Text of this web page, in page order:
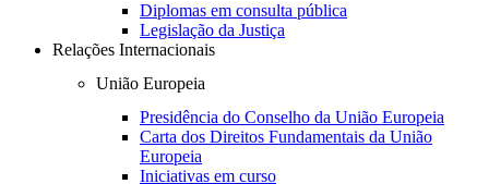
Diplomas em consulta pública
Legislação da Justiça
Relações Internacionais
União Europeia
Presidência do Conselho da União Europeia
Carta dos Direitos Fundamentais da União
Europeia
Iniciativas em curso